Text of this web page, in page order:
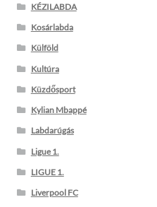
KÉZILABDA
Kosárlabda
Külföld
Kultúra
Küzdősport
Kylian Mbappé
Labdarúgás
Ligue 1.
LIGUE 1.
Liverpool FC